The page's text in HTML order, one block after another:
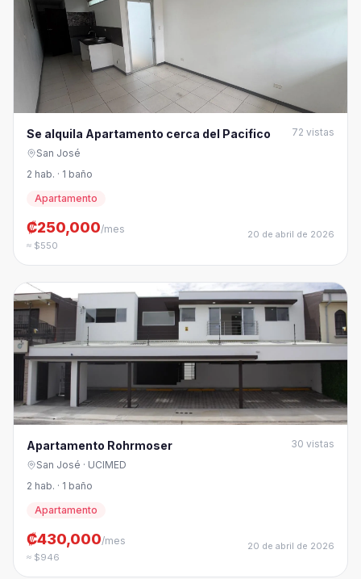
Se alquila Apartamento cerca del Pacifico 72 vistas
San José
2 hab. · 1 baño
Apartamento
₡250,000/mes
≈ $550
20 de abril de 2026
Apartamento Rohrmoser 30 vistas
San José · UCIMED
2 hab. · 1 baño
Apartamento
₡430,000/mes
≈ $946
20 de abril de 2026